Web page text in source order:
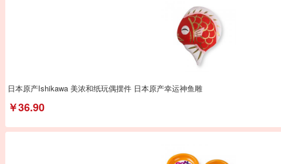
日本原产Ishikawa 美浓和纸玩偶摆件 日本原产幸运神鱼雕
￥36.90